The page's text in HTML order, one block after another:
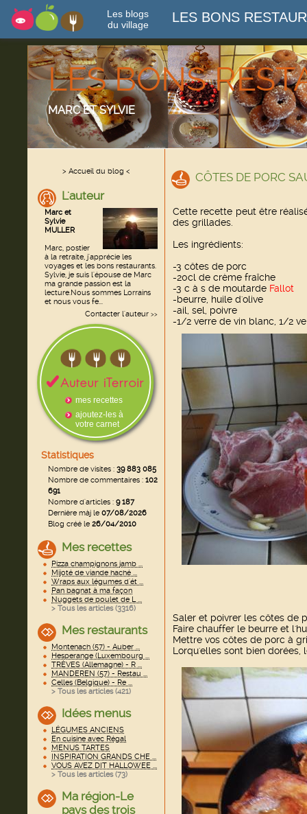
Les blogs
du village
LES BONS
LES BONS
MARC ET SYLVIE
> Accueil du blog <
L'auteur
Marc et
Sylvie
MULLER
Marc, postier
à la retraite, j'apprécie les
voyages et les bons restaurants.
Sylvie, je suis l'épouse de Marc
ma grande passion est la
lecture.Nous sommes Lorrains
et nous vous fe...
Contacter l'auteur >>
mes recettes
ajoutez-les à
votre carnet
Statistiques
Nombre de visites : 39 883 085
Nombre de commentaires : 102
691
Nombre d'articles : 9 187
Dernière màj le07/08/2026
Blog créé le26/04/2010
Mes recettes
Pizza champignons jamb ...
Mijoté de viande haché ...
Wraps aux légumes d'ét ...
Pan bagnat à ma façon
Nuggets de poulet de L ...
> Tous les articles (3316)
Mes restaurants
Montenach (57) - Auber ...
Hesperange (Luxembourg ...
TRÈVES (Allemagne) - R ...
MANDEREN (57) - Restau ...
Celles (Belgique) - Re ...
> Tous les articles (421)
Idées menus
LÉGUMES ANCIENS
En cuisine avec Régal
MENUS TARTES
INSPIRATION GRANDS CHE ...
VOUS AVEZ DIT HALLOWEE ...
> Tous les articles (73)
Ma région-Le
pays des trois
CÔTES DE PORC
Cette recette peut être
des grillades.
Les ingrédients:
-3 côtes de porc
-20cl de crème fraîche
-3 c à s de moutarde Fallot
-beurre, huile d'olive
-ail, sel, poivre
-1/2 verre de vin blanc, 1/2
Saler et poivrer les côtes de
Faire chauffer le beurre et
Mettre vos côtes de porc à
Lorqu'elles sont bien